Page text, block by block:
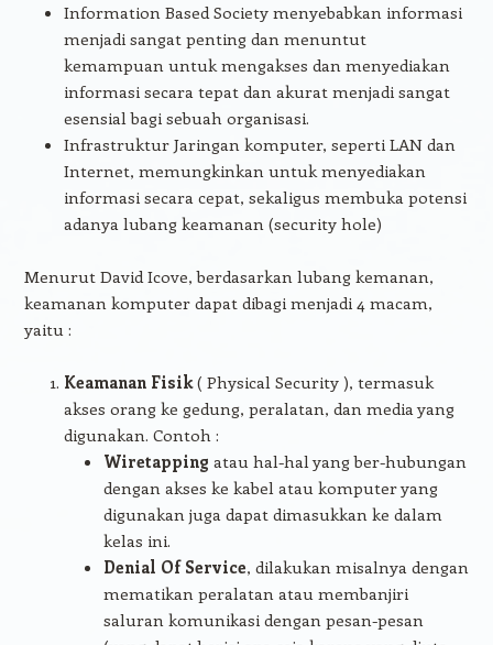
Information Based Society menyebabkan informasi
menjadi sangat penting dan menuntut
kemampuan untuk mengakses dan menyediakan
informasi secara tepat dan akurat menjadi sangat
esensial bagi sebuah organisasi.
Infrastruktur Jaringan komputer, seperti LAN dan
Internet, memungkinkan untuk menyediakan
informasi secara cepat, sekaligus membuka potensi
adanya lubang keamanan (security hole)
Menurut David Icove, berdasarkan lubang kemanan,
keamanan komputer dapat dibagi menjadi 4 macam,
yaitu :
Keamanan Fisik( Physical Security ), termasuk
akses orang ke gedung, peralatan, dan media yang
digunakan. Contoh :
Wiretapping atau hal-hal yang ber-hubungan
dengan akses ke kabel atau komputer yang
digunakan juga dapat dimasukkan ke dalam
kelas ini.
Denial Of Service, dilakukan misalnya dengan
mematikan peralatan atau membanjiri
saluran komunikasi dengan pesan-pesan